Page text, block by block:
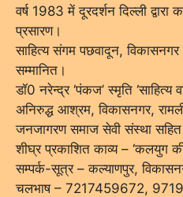
वर्ष 1983 में दूरदर्शन दिल्ली द्वारा
प्रसारण।
साहित्य संगम पछवादून, विकासनगर
सम्मानित।
डॉ0 नरेन्द्र ‘पंकज’ स्मृति ‘साहित्य
अनिरुद्ध आश्रम, विकासनगर,
जनजागरण समाज सेवी संस्था सहित
शीघ्र प्रकाशित काव्य – ‘कलयुग की
सम्पर्क-सूत्र – कल्याणपुर,
चलभाष – 7217459672,